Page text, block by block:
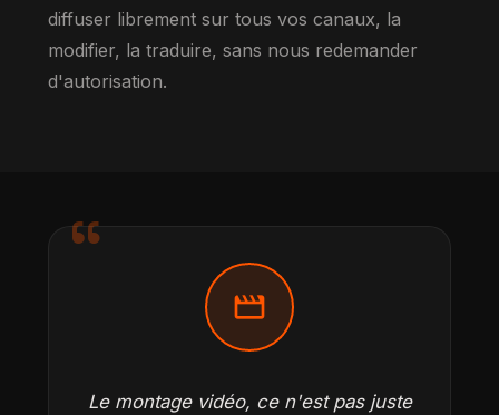
diffuser librement sur tous vos canaux, la
modifier, la traduire, sans nous redemander
d'autorisation.
movie
Le montage vidéo, ce n'est pas juste